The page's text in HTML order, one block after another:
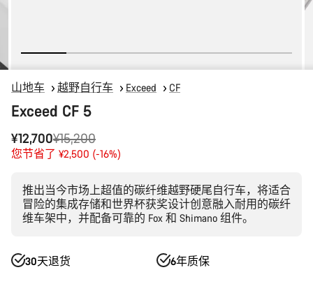
山地车 越野自行车 Exceed CF
Exceed CF 5
¥12,700
原
价
¥15,200
您节省了 ¥2,500 (-16%)
推出当今市场上超值的碳纤维越野硬尾自行车，将适合
冒险的集成存储和世界杯获奖设计创意融入耐用的碳纤
维车架中，并配备可靠的 Fox 和 Shimano 组件。
30天退货 6年质保